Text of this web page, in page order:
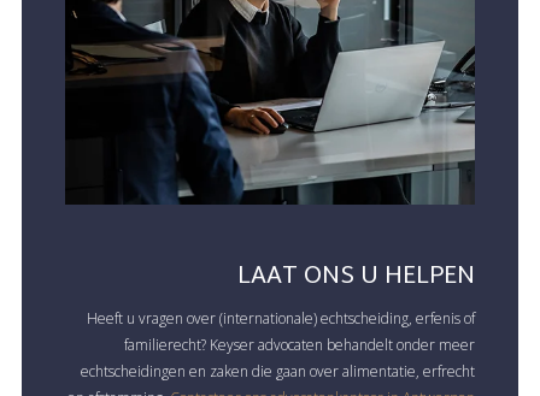
LAAT ONS U HELPEN
Heeft u vragen over (internationale) echtscheiding, erfenis of
familierecht? Keyser advocaten behandelt onder meer
echtscheidingen en zaken die gaan over alimentatie, erfrecht